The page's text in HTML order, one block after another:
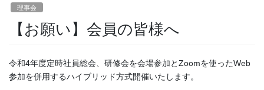
理事会
【お願い】会員の皆様へ
令和4年度定時社員総会、研修会を会場参加とZoomを使ったWeb
参加を併用するハイブリッド方式開催いたします。